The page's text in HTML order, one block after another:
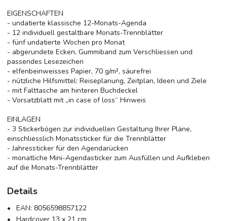
EIGENSCHAFTEN
- undatierte klassische 12-Monats-Agenda
- 12 individuell gestaltbare Monats-Trennblätter
- fünf undatierte Wochen pro Monat
- abgerundete Ecken, Gummiband zum Verschliessen und
passendes Lesezeichen
- elfenbeinweisses Papier, 70 g/m², säurefrei
- nützliche Hilfsmittel: Reiseplanung, Zeitplan, Ideen und Ziele
- mit Falttasche am hinteren Buchdeckel
- Vorsatzblatt mit „in case of loss“ Hinweis
EINLAGEN
- 3 Stickerbögen zur individuellen Gestaltung Ihrer Pläne,
einschliesslich Monatssticker für die Trennblätter
- Jahressticker für den Agendarücken
- monatliche Mini-Agendasticker zum Ausfüllen und Aufkleben
auf die Monats-Trennblätter
Details
EAN: 8056598857122
Hardcover 13 x 21 cm